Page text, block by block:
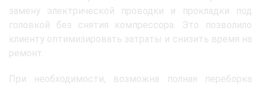
замену электрической проводки и прокладки под
головкой без снятия компрессора. Это позволило
клиенту оптимизировать затраты и снизить время на
ремонт.
При необходимости, возможна полная переборка